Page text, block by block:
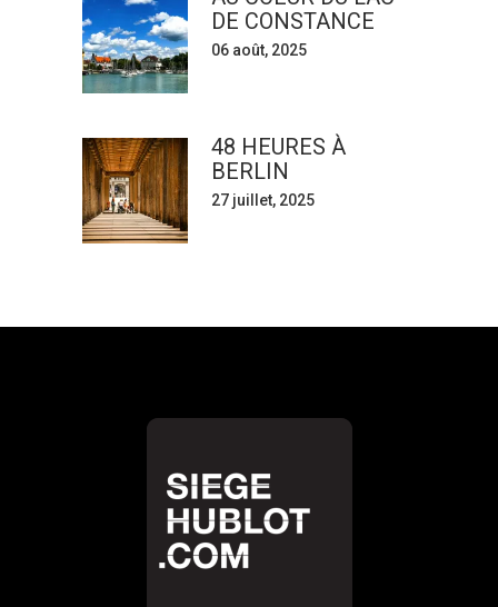
DE CONSTANCE
06 août, 2025
48 HEURES À
BERLIN
27 juillet, 2025